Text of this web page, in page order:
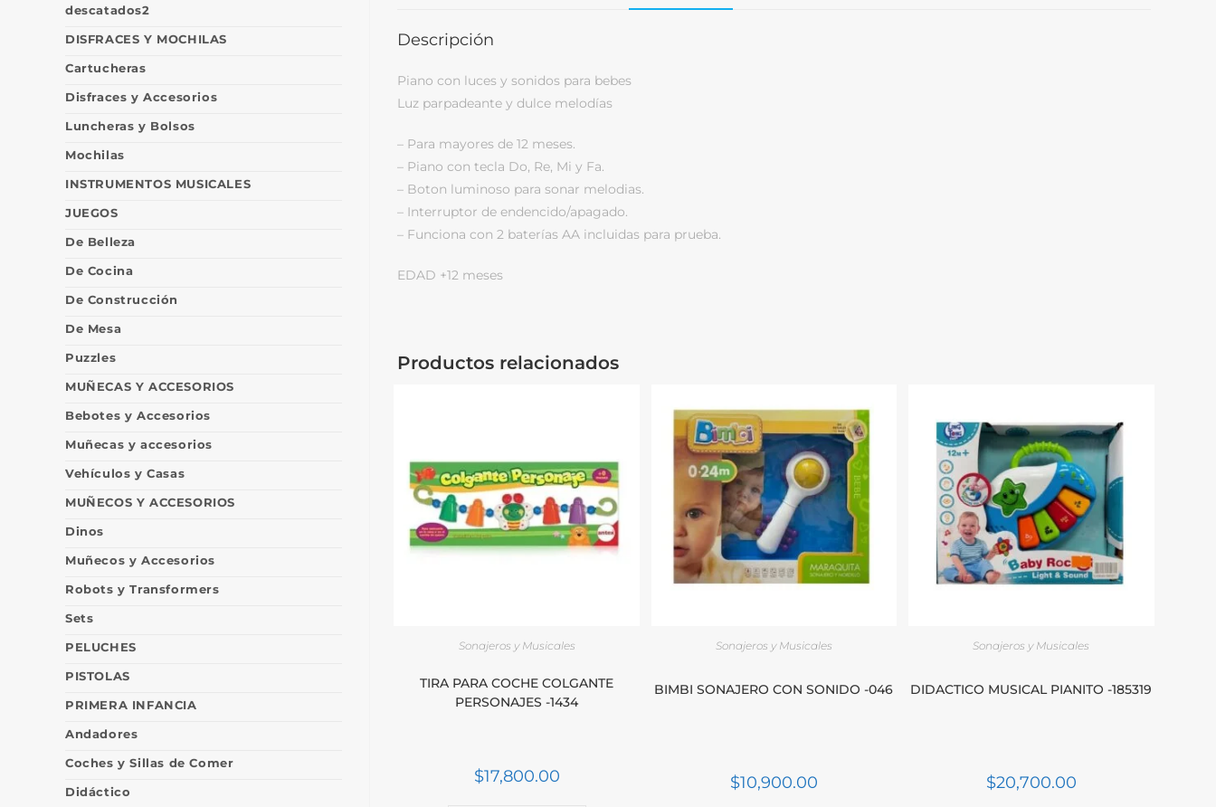
Descripción
Piano con luces y sonidos para bebes
Luz parpadeante y dulce melodías
– Para mayores de 12 meses.
– Piano con tecla Do, Re, Mi y Fa.
– Boton luminoso para sonar melodias.
– Interruptor de endencido/apagado.
– Funciona con 2 baterías AA incluidas para prueba.
EDAD +12 meses
Productos relacionados
Sonajeros y Musicales
TIRA PARA COCHE COLGANTE
PERSONAJES -1434
$17,800.00
Sonajeros y Musicales
BIMBI SONAJERO CON SONIDO -046
$10,900.00
Sonajeros y Musicales
DIDACTICO MUSICAL PIANITO -185319
$20,700.00
descatados2
DISFRACES Y MOCHILAS
Cartucheras
Disfraces y Accesorios
Luncheras y Bolsos
Mochilas
INSTRUMENTOS MUSICALES
JUEGOS
De Belleza
De Cocina
De Construcción
De Mesa
Puzzles
MUÑECAS Y ACCESORIOS
Bebotes y Accesorios
Muñecas y accesorios
Vehículos y Casas
MUÑECOS Y ACCESORIOS
Dinos
Muñecos y Accesorios
Robots y Transformers
Sets
PELUCHES
PISTOLAS
PRIMERA INFANCIA
Andadores
Coches y Sillas de Comer
Didáctico